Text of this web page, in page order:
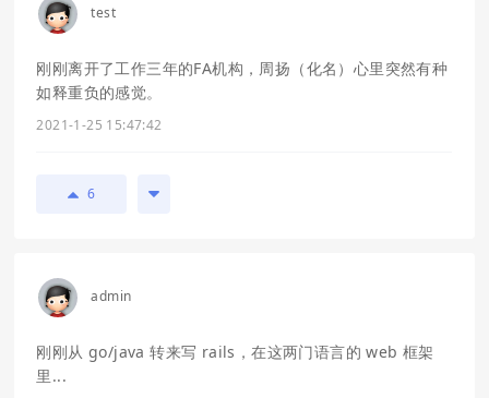
test
刚刚离开了工作三年的FA机构，周扬（化名）心里突然有种
如释重负的感觉。
2021-1-25 15:47:42
6
admin
刚刚从 go/java 转来写 rails，在这两门语言的 web 框架
里...